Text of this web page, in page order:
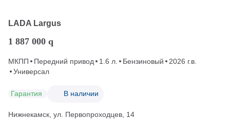
LADA Largus
1 887 000 q
МКПП Передний привод 1.6 л. Бензиновый
2026 г.в.
Универсал
Гарантия В наличии
Нижнекамск, ул. Первопроходцев, 14